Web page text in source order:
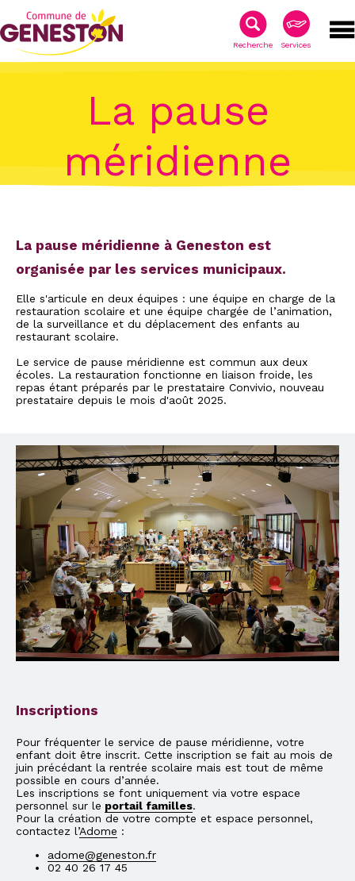
Recherche Services
La pause
méridienne
La pause méridienne à Geneston est
organisée par les services municipaux.
Elle s'articule en deux équipes : une équipe en charge de la
restauration scolaire et une équipe chargée de l’animation,
de la surveillance et du déplacement des enfants au
restaurant scolaire.
Le service de pause méridienne est commun aux deux
écoles. La restauration fonctionne en liaison froide, les
repas étant préparés par le prestataire Convivio, nouveau
prestataire depuis le mois d'août 2025.
Inscriptions
Pour fréquenter le service de pause méridienne, votre
enfant doit être inscrit. Cette inscription se fait au mois de
juin précédant la rentrée scolaire mais est tout de même
possible en cours d’année.
Les inscriptions se font uniquement via votre espace
personnel sur le portail familles.
Pour la création de votre compte et espace personnel,
contactez l’Adome :
adome@geneston.fr
02 40 26 17 45